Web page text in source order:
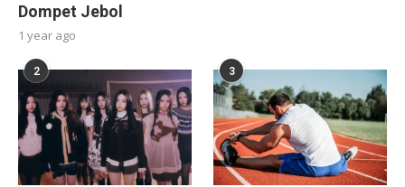
Dompet Jebol
1 year ago
2 3